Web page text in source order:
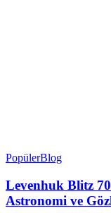
PopülerBlog
Levenhuk Blitz 70
Astronomi ve